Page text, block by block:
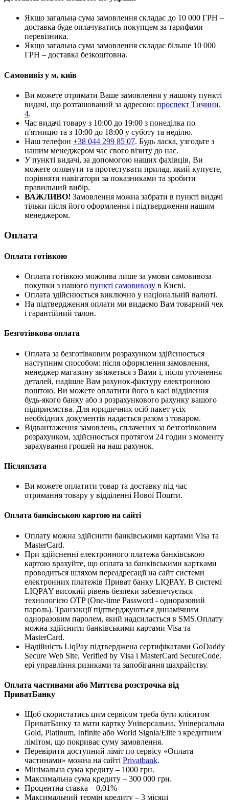
Якщо загальна сума замовлення складає до 10 000 ГРН –
доставка буде оплачуватись покупцем за тарифами
перевізника.
Якщо загальна сума замовлення складає більше 10 000
ГРН – доставка безкоштовна.
Самовивіз у м. київ
Ви можете отримати Ваше замовлення у нашому пункті
видачі, що розташований за адресою: проспект Тичини,
4.
Час видачі товару з 10:00 до 19:00 з понеділка по
п'ятницю та з 10:00 до 18:00 у суботу та неділю.
Наш телефон +38 044 299 85 07. Будь ласка, узгодьте з
нашим менеджером час свого візиту до нас.
У пункті видачі, за допомогою наших фахівців, Ви
можете оглянути та протестувати прилад, який купуєте,
порівняти навігатори за показниками та зробити
правильний вибір.
ВАЖЛИВО! Замовлення можна забрати в пункті видачі
тільки після його оформлення і підтвердження нашим
менеджером.
Оплата
Оплата готівкою
Оплата готівкою можлива лише за умови самовивоза
покупки з нашого пункті самовивозу в Києві.
Оплата здійснюється виключно у національній валюті.
На підтвердження оплати ми видаємо Вам товарний чек
і гарантійний талон.
Безготівкова оплата
Оплата за безготівковим розрахунком здійснюється
наступним способом: після оформлення замовлення,
менеджер магазину зв'яжеться з Вами і, після уточнення
деталей, надішле Вам рахунок-фактуру електронною
поштою. Ви можете оплатити його в касі відділення
будь-якого банку або з розрахункового рахунку вашого
підприємства. Для юридичних осіб пакет усіх
необхідних документів надається разом з товаром.
Відвантаження замовлень, сплачених за безготівковим
розрахунком, здійснюється протягом 24 годин з моменту
зарахування грошей на наш рахунок.
Післяплата
Ви можете оплатити товар та доставку під час
отримання товару у відділенні Нової Пошти.
Оплата банківською картою на сайті
Оплату можна здійснити банківськими картами Visa та
MasterCard.
При здійсненні електронного платежа банківською
картою врахуйте, що оплата за банківськими картками
проводиться шляхом переадресації на сайт системи
електронних платежів Приват банку LIQPAY. В системі
LIQPAY високий рівень безпеки забезпечується
технологією OTP (One-time Password - одноразовий
пароль). Транзакції підтверджуються динамічним
одноразовим паролем, який надсилається в SMS.Оплату
можна здійснити банківськими картами Visa та
MasterCard.
Надійність LiqPay підтверджена сертифікатами GoDaddy
Secure Web Site, Verified by Visa і MasterCard SecureCode.
ері управління ризиками та запобігання шахрайству.
Оплата частинами або Миттєва розстрочка від
ПриватБанку
Щоб скористатись цим сервісом треба бути клієнтом
ПриватБанку та мати картку Універсальна, Універсальна
Gold, Platinum, Infinite або World Signia/Elite з кредитним
лімітом, що покриває суму замовлення.
Перевірити доступний ліміт по сервісу «Оплата
частинами» можна на сайті Privatbank.
Мінімальна сума кредиту – 1000 грн.
Максимальна сума кредиту – 300 000 грн.
Процентна ставка – 0,01%
Максимальний термін кредиту – 3 місяці